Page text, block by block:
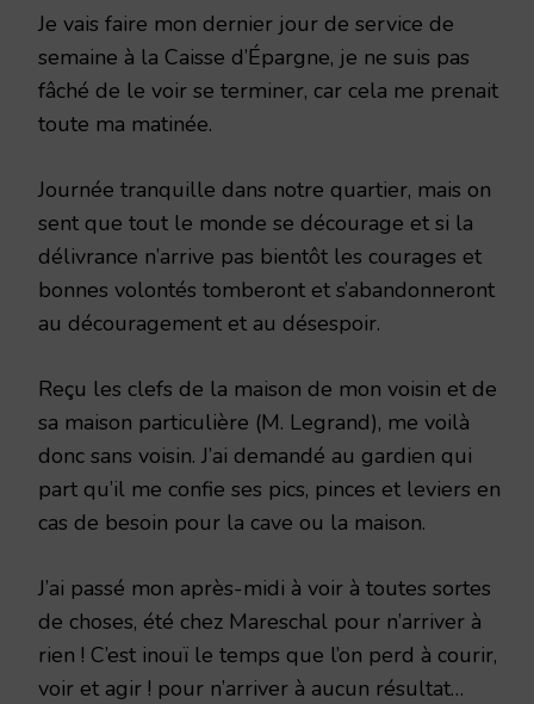
Je vais faire mon dernier jour de service de
semaine à la Caisse d’Épargne, je ne suis pas
fâché de le voir se terminer, car cela me prenait
toute ma matinée.
Journée tranquille dans notre quartier, mais on
sent que tout le monde se décourage et si la
délivrance n’arrive pas bientôt les courages et
bonnes volontés tomberont et s’abandonneront
au découragement et au désespoir.
Reçu les clefs de la maison de mon voisin et de
sa maison particulière (M. Legrand), me voilà
donc sans voisin. J’ai demandé au gardien qui
part qu’il me confie ses pics, pinces et leviers en
cas de besoin pour la cave ou la maison.
J’ai passé mon après-midi à voir à toutes sortes
de choses, été chez Mareschal pour n’arriver à
rien ! C’est inouï le temps que l’on perd à courir,
voir et agir ! pour n’arriver à aucun résultat…